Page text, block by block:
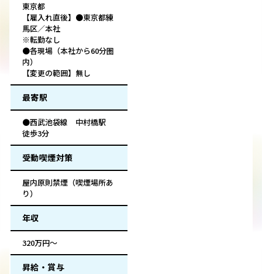
東京都
【雇入れ直後】●東京都練
馬区／本社
※転勤なし
●各現場（本社から60分圏
内）
【変更の範囲】無し
最寄駅
●西武池袋線 中村橋駅
徒歩3分
受動喫煙対策
屋内原則禁煙（喫煙場所あ
り）
年収
320万円～
昇給・賞与